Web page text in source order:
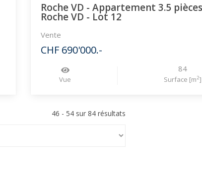
Roche VD - Appartement 3.5
Roche VD - Lot 12
Vente
CHF 690'000.-
Vue
84
Surface [m2]
46 - 54 sur 84 résultats